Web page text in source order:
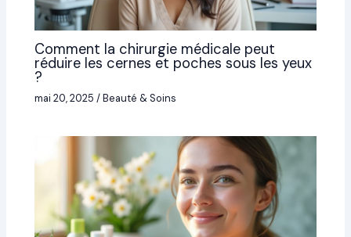
Comment la chirurgie médicale peut
réduire les cernes et poches sous les yeux
?
mai 20, 2025/Beauté & Soins